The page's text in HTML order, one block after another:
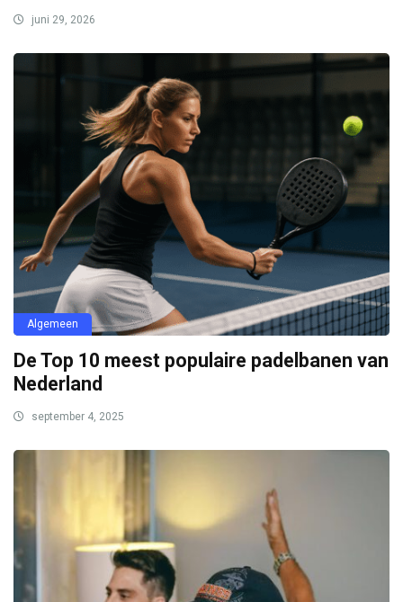
juni 29, 2026
Algemeen
De Top 10 meest populaire padelbanen van
Nederland
september 4, 2025